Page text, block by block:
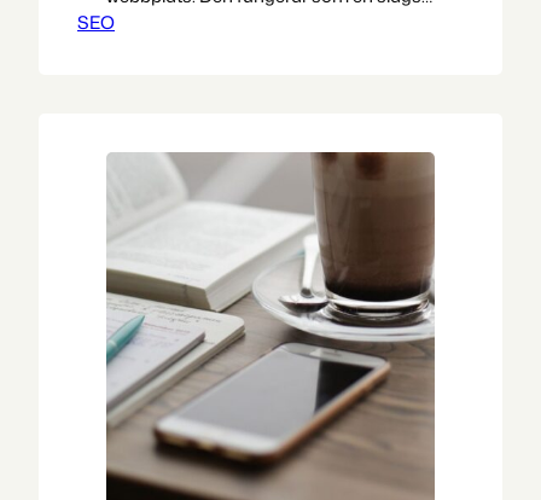
karta som hjälper både sökmotorer och
viktigt verktyg för att förbättra en
webbplats synlighet…
SEO